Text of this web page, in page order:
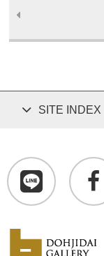
SITE INDEX